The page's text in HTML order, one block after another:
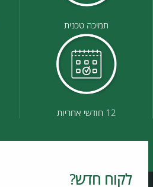
תמיכה טכנית
12 חודשי אחריות
לקוח חדש?